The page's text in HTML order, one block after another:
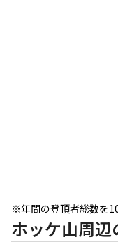
※年間の登頂者総数を
ホッケ山周辺